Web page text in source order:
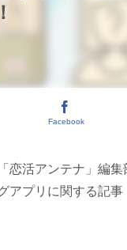
Facebook
恋活アンテナ」編集
アプリに関する記事